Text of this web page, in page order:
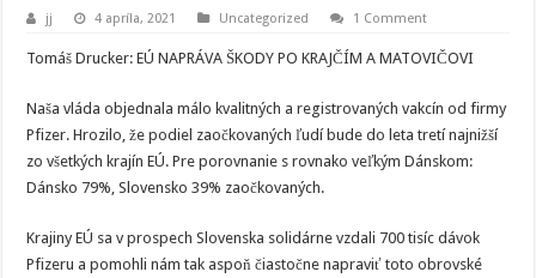
jj 4 apríla, 2021 Uncategorized 1 Comment
Tomáš Drucker: EÚ NAPRÁVA ŠKODY PO KRAJČÍM A MATOVIČOVI
Naša vláda objednala málo kvalitných a registrovaných vakcín od firmy
Pfizer. Hrozilo, že podiel zaočkovaných ľudí bude do leta tretí najnižší
zo všetkých krajín EÚ. Pre porovnanie s rovnako veľkým Dánskom:
Dánsko 79%, Slovensko 39% zaočkovaných.
Krajiny EÚ sa v prospech Slovenska solidárne vzdali 700 tisíc dávok
Pfizeru a pomohli nám tak aspoň čiastočne napraviť toto obrovské